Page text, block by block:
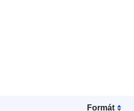
Formát